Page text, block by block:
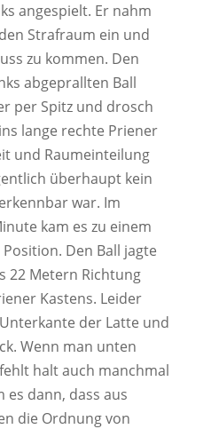
angespielt. Er nahm
Strafraum ein und
zu kommen. Den
abgeprallten Ball
per Spitz und drosch
lange rechte Priener
und Raumeinteilung
überhaupt kein
war. Im
kam es zu einem
Den Ball jagte
22 Metern Richtung
Kastens. Leider
der Latte und
Wenn man unten
halt auch manchmal
es dann, dass aus
die Ordnung von